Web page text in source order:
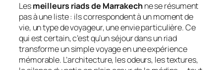
Lesmeilleurs riads de Marrakechne se résument
pas à une liste : ils correspondent à un moment de
vie, un type de voyageur, une envie particulière. Ce
qui est certain, c’est qu’un séjour dans un riad
transforme un simple voyage en une expérience
mémorable. L’architecture, les odeurs, les textures,